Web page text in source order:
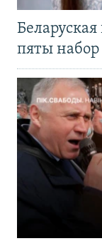
пяты набор